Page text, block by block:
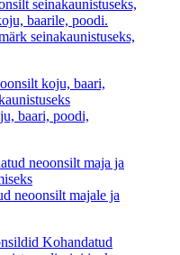
seinakaunistuseks,
baari, poodi,
neoonsilt majale ja